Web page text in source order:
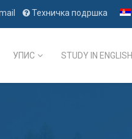
Техничка подршка
УПИС STUDY IN ENGLISH